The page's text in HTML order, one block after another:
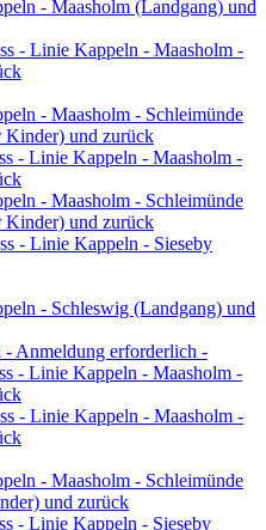
- Maasholm (Landgang) und
- Linie Kappeln - Maasholm -
- Maasholm - Schleimünde
Kinder) und zurück
- Linie Kappeln - Maasholm -
- Maasholm - Schleimünde
Kinder) und zurück
- Linie Kappeln - Sieseby
- Schleswig (Landgang) und
- Anmeldung erforderlich -
- Linie Kappeln - Maasholm -
- Linie Kappeln - Maasholm -
- Maasholm - Schleimünde
und zurück
- Linie Kappeln - Sieseby